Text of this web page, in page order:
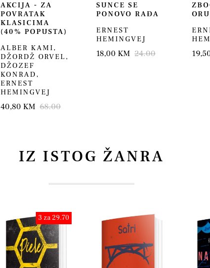
AKCIJA - ZA
POVRATAK
KLASICIMA
(40% POPUSTA)
ALBER KAMI,
DŽORDŽ ORVEL ,
DŽOZEF
KONRAD ,
ERNEST
HEMINGVEJ
40,80 KM 68.00
SUNCE SE
PONOVO RAĐA
ERNEST
HEMINGVEJ
18,00 KM 24.00
IZ ISTOG ŽANRA
3 za 29.70